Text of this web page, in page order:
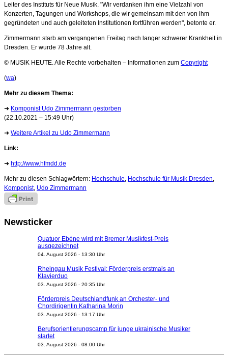
Leiter des Instituts für Neue Musik. "Wir verdanken ihm eine Vielzahl von
Konzerten, Tagungen und Workshops, die wir gemeinsam mit den von ihm
gegründeten und auch geleiteten Institutionen fortführen werden", betonte er.
Zimmermann starb am vergangenen Freitag nach langer schwerer Krankheit in
Dresden. Er wurde 78 Jahre alt.
© MUSIK HEUTE. Alle Rechte vorbehalten – Informationen zum Copyright
(wa)
Mehr zu diesem Thema:
➜ Komponist Udo Zimmermann gestorben
(22.10.2021 – 15:49 Uhr)
➜ Weitere Artikel zu Udo Zimmermann
Link:
➜ http://www.hfmdd.de
Mehr zu diesen Schlagwörtern: Hochschule, Hochschule für Musik Dresden,
Komponist, Udo Zimmermann
Newsticker
Quatuor Ebène wird mit Bremer Musikfest-Preis
ausgezeichnet
04. August 2026 - 13:30 Uhr
Rheingau Musik Festival: Förderpreis erstmals an
Klavierduo
03. August 2026 - 20:35 Uhr
Förderpreis Deutschlandfunk an Orchester- und
Chordirigentin Katharina Morin
03. August 2026 - 13:17 Uhr
Berufsorientierungscamp für junge ukrainische Musiker
startet
03. August 2026 - 08:00 Uhr